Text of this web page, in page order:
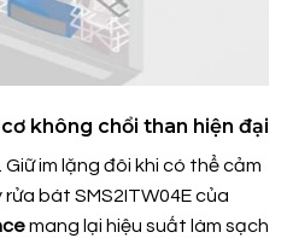
không chổi than hiện đại
im lặng đôi khi có thể cảm
bát SMS2ITW04E của
mang lại hiệu suất làm sạch